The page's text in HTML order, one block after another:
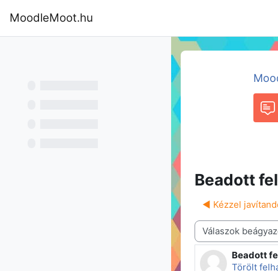
MoodleMoot.hu
Beadott
◀︎ Kézzel
Megjelenítési mód
Beadott
Törölt
Válaszok